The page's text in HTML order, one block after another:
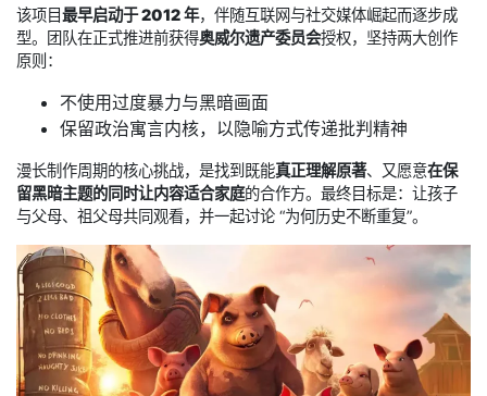
该项目最早启动于 2012 年，伴随互联网与社交媒体崛起而逐步成
型。团队在正式推进前获得奥威尔遗产委员会授权，坚持两大创作
原则：
不使用过度暴力与黑暗画面
保留政治寓言内核，以隐喻方式传递批判精神
漫长制作周期的核心挑战，是找到既能真正理解原著、又愿意在保
留黑暗主题的同时让内容适合家庭的合作方。最终目标是：让孩子
与父母、祖父母共同观看，并一起讨论 “为何历史不断重复”。